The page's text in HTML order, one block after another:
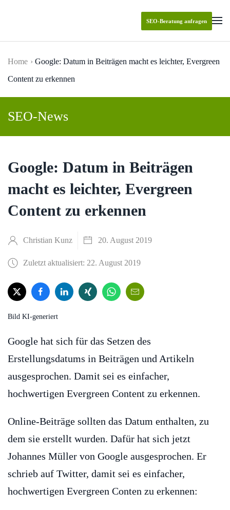
SEO-Beratung anfragen
Home
Google: Datum in Beiträgen macht es leichter, Evergreen
Content zu erkennen
SEO-News
Google: Datum in Beiträgen
macht es leichter, Evergreen
Content zu erkennen
Christian Kunz 20. August 2019
Zuletzt aktualisiert: 22. August 2019
Bild KI-generiert
Google hat sich für das Setzen des
Erstellungsdatums in Beiträgen und Artikeln
ausgesprochen. Damit sei es einfacher,
hochwertigen Evergreen Content zu erkennen.
Online-Beiträge sollten das Datum enthalten, zu
dem sie erstellt wurden. Dafür hat sich jetzt
Johannes Müller von Google ausgesprochen. Er
schrieb auf Twitter, damit sei es einfacher,
hochwertigen Evergreen Conten zu erkennen: